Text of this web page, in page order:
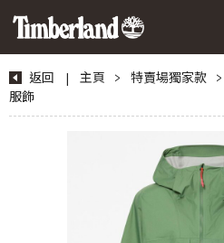
返回 | 主頁 > 特賣場獨家款 >
服飾